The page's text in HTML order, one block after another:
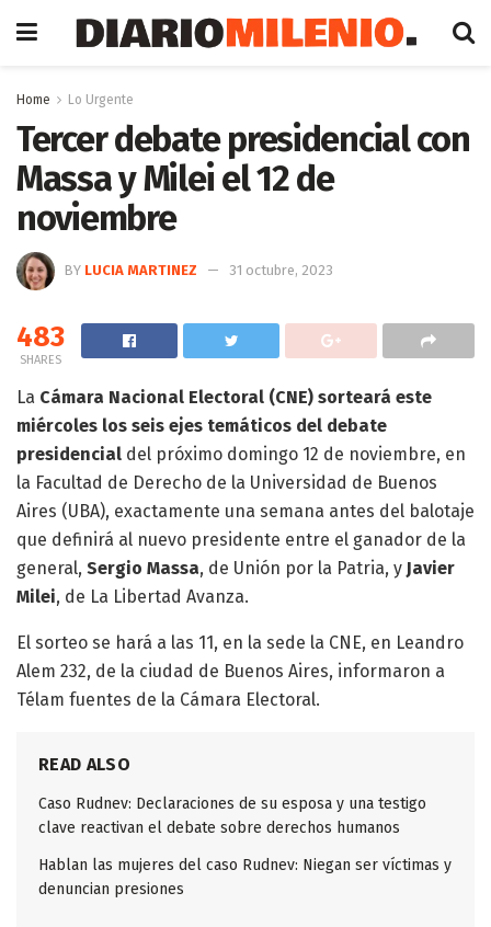
Home Lo Urgente
Tercer debate presidencial con
Massa y Milei el 12 de
noviembre
BY LUCIA MARTINEZ 31 octubre, 2023
483
SHARES
La Cámara Nacional Electoral (CNE) sorteará este
miércoles los seis ejes temáticos del debate
presidencial del próximo domingo 12 de noviembre, en
la Facultad de Derecho de la Universidad de Buenos
Aires (UBA), exactamente una semana antes del balotaje
que definirá al nuevo presidente entre el ganador de la
general, Sergio Massa, de Unión por la Patria, y Javier
Milei, de La Libertad Avanza.
El sorteo se hará a las 11, en la sede la CNE, en Leandro
Alem 232, de la ciudad de Buenos Aires, informaron a
Télam fuentes de la Cámara Electoral.
READ ALSO
Caso Rudnev: Declaraciones de su esposa y una testigo
clave reactivan el debate sobre derechos humanos
Hablan las mujeres del caso Rudnev: Niegan ser víctimas y
denuncian presiones